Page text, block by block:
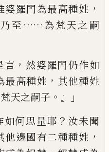
婆羅門為最高種姓 ，
乃至 …… 為梵天之嗣
言 ， 然婆羅門仍作如
最高種姓 ， 其他種姓
天之嗣子 。』」
如何思量耶 ？ 汝未聞
他邊國有二種種姓 ，